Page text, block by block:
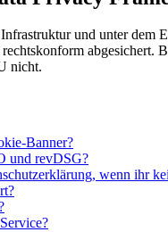
und unter dem
abgesichert.
nicht.
Banner?
und revDSG?
wenn ihr